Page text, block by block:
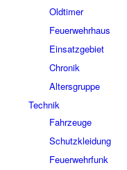
Oldtimer
Feuerwehrhaus
Einsatzgebiet
Chronik
Altersgruppe
Technik
Fahrzeuge
Schutzkleidung
Feuerwehrfunk